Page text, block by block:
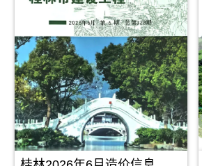
描
PDF，
属
于
百
色
市
工
程
材
林
设
工
程
造
价
信
息）
期
刊，